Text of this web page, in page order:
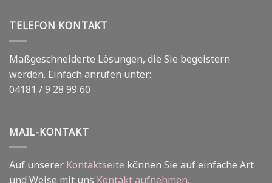
TELEFON KONTAKT
Maßgeschneiderte Lösungen, die Sie begeistern
werden. Einfach anrufen unter:
04181 / 9 28 99 60
MAIL-KONTAKT
Auf unserer Kontaktseite können Sie auf einfache Art
und Weise mit uns Kontakt aufnehmen.